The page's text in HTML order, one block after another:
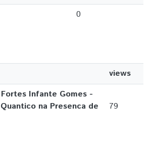
0
views
Infante Gomes -
na Presenca de
79